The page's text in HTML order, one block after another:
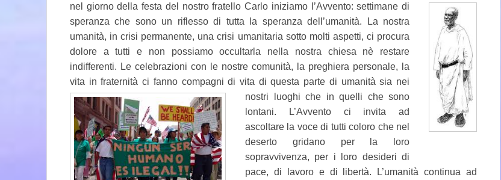
nel giorno della festa del nostro fratello Carlo iniziamo l’Avvento: settimane di
speranza che sono un riflesso di tutta la speranza dell’umanità. La nostra
umanità, in crisi permanente, una crisi umanitaria sotto molti aspetti, ci procura
dolore a tutti e non possiamo occultarla nella nostra chiesa nè restare
indifferenti. Le celebrazioni con le nostre comunità, la preghiera personale, la
vita in fraternità ci fanno compagni di vita di questa parte di umanità sia nei
nostri luoghi che in quelli che sono
lontani. L’Avvento ci invita ad
ascoltare la voce di tutti coloro che nel
deserto gridano per la loro
sopravvivenza, per i loro desideri di
pace, di lavoro e di libertà. L’umanità continua ad